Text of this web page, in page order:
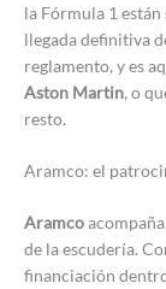
la Fórmula 1
llegada definitiva
reglamento, y es
Aston Martin, o
resto.
Aramco: el
Aramco
de la escudería.
financiación